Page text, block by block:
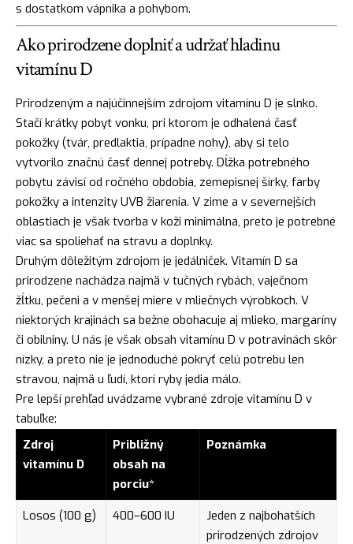
s dostatkom vápnika a pohybom.
Ako prirodzene doplniť a udržať hladinu
vitamínu D
Prirodzeným a najúčinnejším zdrojom vitamínu D je slnko.
Stačí krátky pobyt vonku, pri ktorom je odhalená časť
pokožky (tvár, predlaktia, prípadne nohy), aby si telo
vytvorilo značnú časť dennej potreby. Dĺžka potrebného
pobytu závisí od ročného obdobia, zemepisnej šírky, farby
pokožky a intenzity UVB žiarenia. V zime a v severnejších
oblastiach je však tvorba v koži minimálna, preto je potrebné
viac sa spoliehať na stravu a doplnky.
Druhým dôležitým zdrojom je jedálniček. Vitamín D sa
prirodzene nachádza najmä v tučných rybách, vaječnom
žĺtku, pečeni a v menšej miere v mliečnych výrobkoch. V
niektorých krajinách sa bežne obohacuje aj mlieko, margaríny
či obilniny. U nás je však obsah vitamínu D v potravinách skôr
nízky, a preto nie je jednoduché pokryť celú potrebu len
stravou, najmä u ľudí, ktorí ryby jedia málo.
Pre lepší prehľad uvádzame vybrané zdroje vitamínu D v
tabuľke:
Zdroj
vitamínu D
Približný
obsah na
porciu*
Poznámka
Losos (100 g) 400–600 IU
Jeden z najbohatších
prirodzených zdrojov